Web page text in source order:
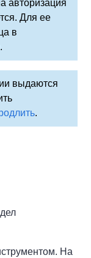
авторизация
Для ее
в
выдаются
.
На